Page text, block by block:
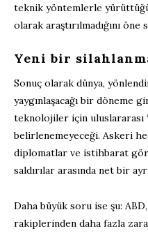
teknik yöntemlerle
olarak araştırılmadığını öne
Yeni bir
Sonuç olarak dünya,
yaygınlaşacağı bir döneme
teknolojiler için uluslararası
belirlenemeyeceği. Askeri
diplomatlar ve istihbarat
saldırılar arasında net bir
Daha büyük soru ise şu:
rakiplerinden daha fazla